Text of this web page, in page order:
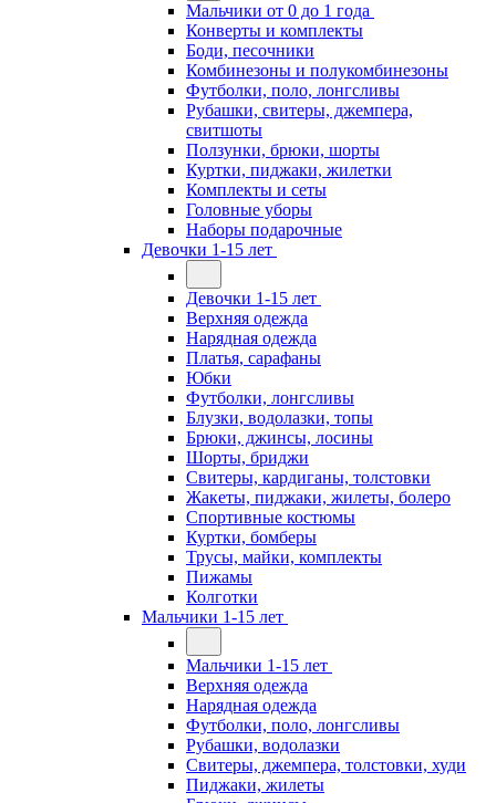
Мальчики от 0 до 1 года
Конверты и комплекты
Боди, песочники
Комбинезоны и полукомбинезоны
Футболки, поло, лонгсливы
Рубашки, свитеры, джемпера,
свитшоты
Ползунки, брюки, шорты
Куртки, пиджаки, жилетки
Комплекты и сеты
Головные уборы
Наборы подарочные
Девочки 1-15 лет
Девочки 1-15 лет
Верхняя одежда
Нарядная одежда
Платья, сарафаны
Юбки
Футболки, лонгсливы
Блузки, водолазки, топы
Брюки, джинсы, лосины
Шорты, бриджи
Свитеры, кардиганы, толстовки
Жакеты, пиджаки, жилеты, болеро
Спортивные костюмы
Куртки, бомберы
Трусы, майки, комплекты
Пижамы
Колготки
Мальчики 1-15 лет
Мальчики 1-15 лет
Верхняя одежда
Нарядная одежда
Футболки, поло, лонгсливы
Рубашки, водолазки
Свитеры, джемпера, толстовки, худи
Пиджаки, жилеты